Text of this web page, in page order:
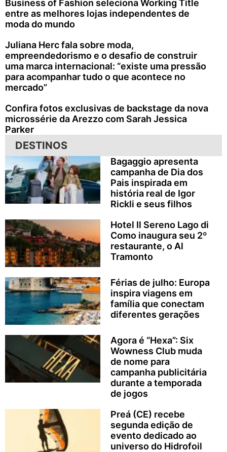
Business of Fashion seleciona Working Title
entre as melhores lojas independentes de
moda do mundo
Juliana Herc fala sobre moda,
empreendedorismo e o desafio de construir
uma marca internacional: “existe uma pressão
para acompanhar tudo o que acontece no
mercado”
Confira fotos exclusivas de backstage da nova
microssérie da Arezzo com Sarah Jessica
Parker
DESTINOS
Bagaggio apresenta
campanha de Dia dos
Pais inspirada em
história real de Igor
Rickli e seus filhos
Hotel Il Sereno Lago di
Como inaugura seu 2º
restaurante, o Al
Tramonto
Férias de julho: Europa
inspira viagens em
família que conectam
diferentes gerações
Agora é “Hexa”: Six
Wowness Club muda
de nome para
campanha publicitária
durante a temporada
de jogos
Preá (CE) recebe
segunda edição de
evento dedicado ao
universo do Hidrofoil